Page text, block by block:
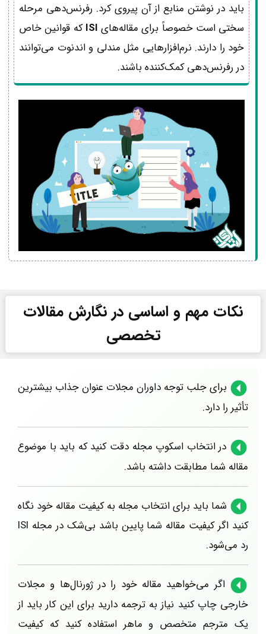
باید در نوشتن منابع از آن پیروی کرد. رفرنس‌دهی مرحله
سختی است خصوصاً برای مقاله‌های ISI که قوانین خاص
خود را دارند. نرم‌افزارهایی مثل مندلی و اندنوت می‌توانند
در رفرنس‌دهی کمک‌کننده باشند.
نکات مهم و اساسی در نگارش مقالات
تخصصی
برای جلب توجه داوران مجلات عنوان جذاب بیشترین
تأثیر را دارد.
در انتخاب اسکوپ مجله دقت کنید که باید با موضوع
مقاله شما مطابقت داشته باشد.
شما باید برای انتخاب مجله به کیفیت مقاله خود نگاه
کنید اگر کیفیت مقاله شما پایین باشد بی‌شک در مجله ISI
رد می‌شود.
اگر می‌خواهید مقاله خود را در ژورنال‌ها و مجلات
خارجی چاپ کنید نیاز به ترجمه دارید برای این کار باید از
یک مترجم متخصص و ماهر استفاده کنید که کیفیت